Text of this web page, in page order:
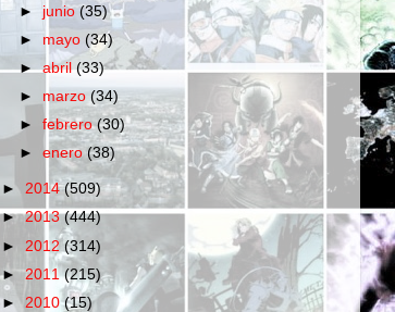
►junio(35)
► mayo (34)
►abril(33)
► marzo(34)
►febrero(30)
►enero (38)
► 2014(509)
►2013(444)
► 2012 (314)
►2011(215)
► 2010(15)